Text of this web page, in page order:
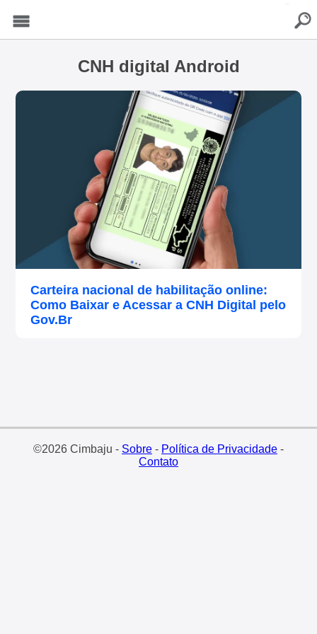
CNH digital Android
Carteira nacional de habilitação online:
Como Baixar e Acessar a CNH Digital pelo
Gov.Br
©2026 Cimbaju - Sobre- Política de Privacidade-
Contato